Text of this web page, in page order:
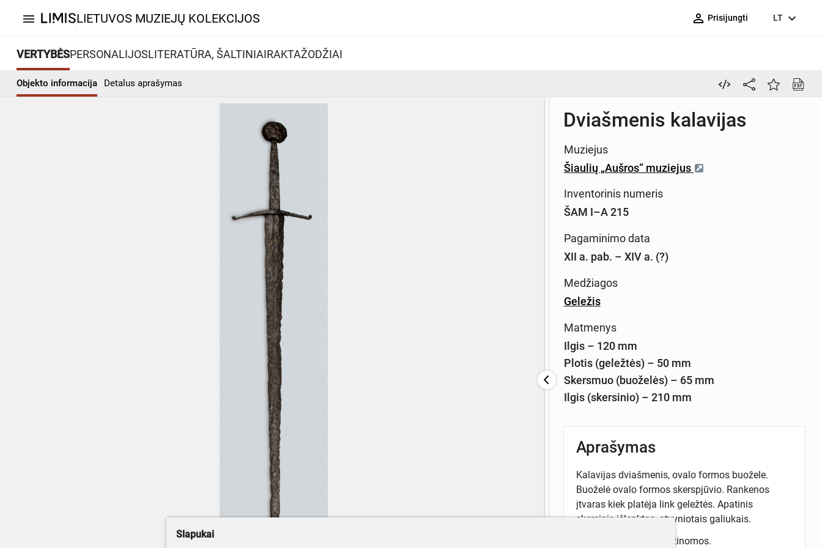
menu LIETUVOS MUZIEJŲ KOLEKCIJOS person_outline Prisijungti LT expand_more
VERTYBĖSPERSONALIJOSLITERATŪRA, ŠALTINIAIRAKTAŽODŽIAI
Objekto informacija Detalus aprašymas
Dviašmenis kalavijas
Muziejus
Šiaulių „Aušros“ muziejus
Inventorinis numeris
ŠAM I–A 215
Pagaminimo data
XII a. pab. – XIV a. (?)
Medžiagos
Geležis
Matmenys
Ilgis – 120 mm
Plotis (geležtės) – 50 mm
Skersmuo (buoželės) – 65 mm
Ilgis (skersinio) – 210 mm
Aprašymas
Kalavijas dviašmenis, ovalo formos buožele.
Buoželė ovalo formos skerspjūvio. Rankenos
įtvaras kiek platėja link geležtės. Apatinis
skersinis išlenktas, atvyniotais galiukais.
Radimo aplinkybės nežinomos.
Slapukai